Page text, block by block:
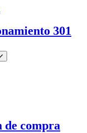
301
de compra